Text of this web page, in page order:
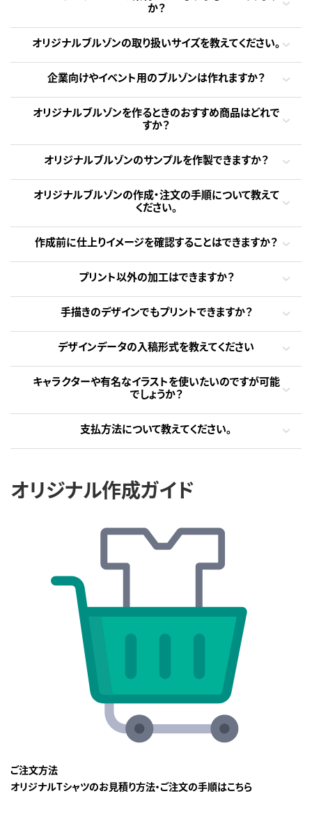
か？
オリジナルブルゾンの取り扱いサイズを教えてください。
企業向けやイベント用のブルゾンは作れますか？
オリジナルブルゾンを作るときのおすすめ商品はどれで
すか？
オリジナルブルゾンのサンプルを作製できますか？
オリジナルブルゾンの作成・注文の手順について教えて
ください。
作成前に仕上りイメージを確認することはできますか？
プリント以外の加工はできますか？
手描きのデザインでもプリントできますか？
デザインデータの入稿形式を教えてください
キャラクターや有名なイラストを使いたいのですが可能
でしょうか？
支払方法について教えてください。
オリジナル作成ガイド
ご注文方法
オリジナルTシャツのお見積り方法・ご注文の手順はこちら